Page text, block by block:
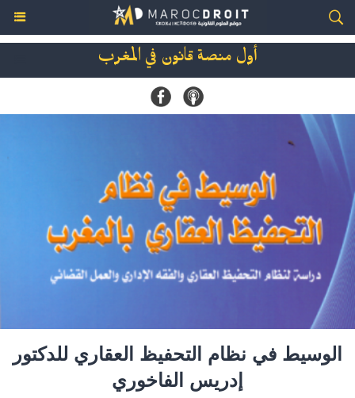
أول منصة قانون في المغرب
الوسيط في نظام التحفيظ العقاري للدكتور
إدريس الفاخوري